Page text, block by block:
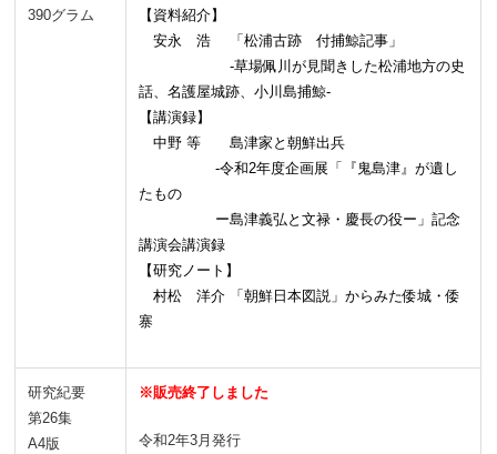
390グラム
【資料紹介】
安永 浩 「松浦古跡 付捕鯨記事」
-草場佩川が見聞きした松浦地方の史
話、名護屋城跡、小川島捕鯨-
【講演録】
中野 等 島津家と朝鮮出兵
-令和2年度企画展「『鬼島津』が遺し
たもの
ー島津義弘と文禄・慶長の役ー」記念
講演会講演録
【研究ノート】
村松 洋介 「朝鮮日本図説」からみた倭城・倭
寨
研究紀要
第26集
A4版
※販売終了しました
令和2年3月発行